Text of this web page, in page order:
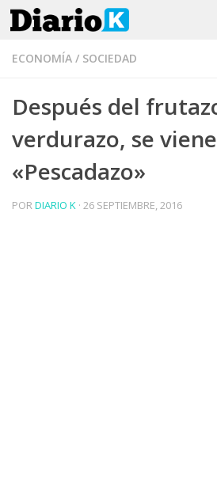
Saltar al contenido
ECONOMÍA / SOCIEDAD
Después del
verdurazo, se
«Pescadazo»
PORDIARIO K · 26 SEPTIEMBRE, 2016